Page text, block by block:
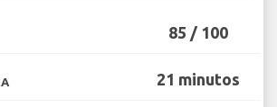
85 / 100
21 minutos